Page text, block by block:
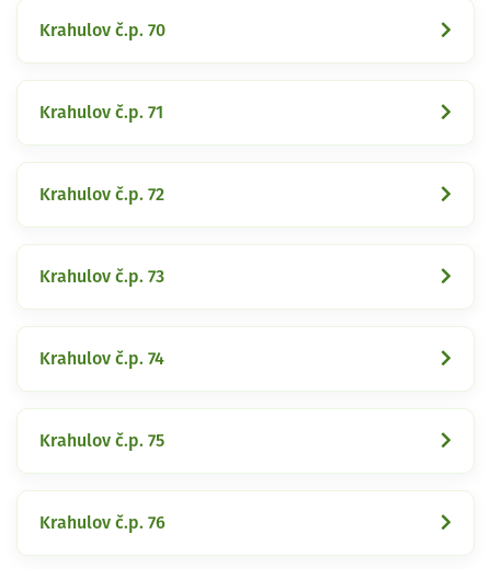
Krahulov č.p. 70
Krahulov č.p. 71
Krahulov č.p. 72
Krahulov č.p. 73
Krahulov č.p. 74
Krahulov č.p. 75
Krahulov č.p. 76